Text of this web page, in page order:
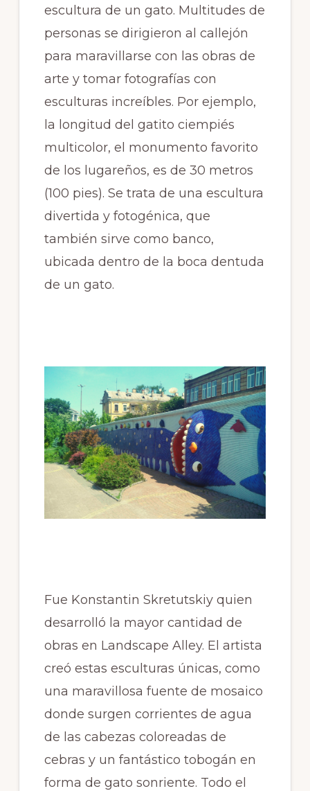
escultura de un gato. Multitudes de
personas se dirigieron al callejón
para maravillarse con las obras de
arte y tomar fotografías con
esculturas increíbles. Por ejemplo,
la longitud del gatito ciempiés
multicolor, el monumento favorito
de los lugareños, es de 30 metros
(100 pies). Se trata de una escultura
divertida y fotogénica, que
también sirve como banco,
ubicada dentro de la boca dentuda
de un gato.
Fue Konstantin Skretutskiy quien
desarrolló la mayor cantidad de
obras en Landscape Alley. El artista
creó estas esculturas únicas, como
una maravillosa fuente de mosaico
donde surgen corrientes de agua
de las cabezas coloreadas de
cebras y un fantástico tobogán en
forma de gato sonriente. Todo el